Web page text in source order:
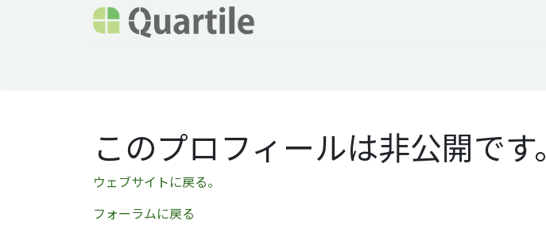
このプロフィールは非公開です。
ウェブサイトに戻る。
フォーラムに戻る